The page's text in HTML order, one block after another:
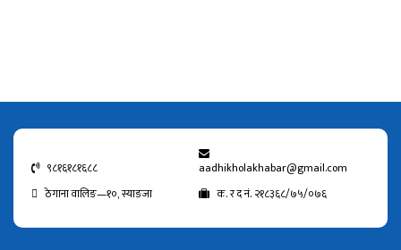
९८१६१८१६८८
aadhikholakhabar@gmail.com
ठेगाना वालिङ—१०, स्याङजा
क. र द नं. २१८३६८/७५/०७६